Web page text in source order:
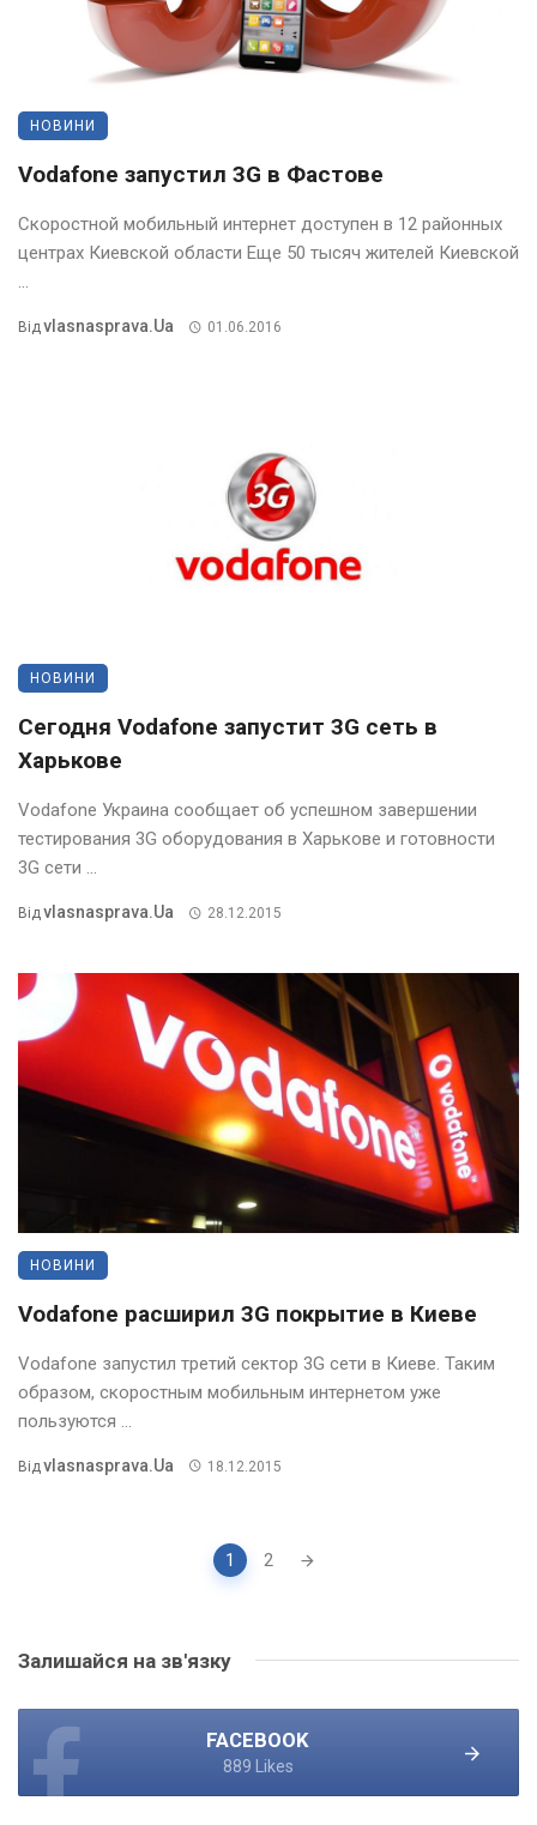
НОВИНИ
Vodafone запустил 3G в Фастове
Скоростной мобильный интернет доступен в 12 районных
центрах Киевской области Еще 50 тысяч жителей Киевской
...
ВідVlasnasprava.ua 01.06.2016
НОВИНИ
Сегодня Vodafone запустит 3G сеть в
Харькове
Vodafone Украина сообщает об успешном завершении
тестирования 3G оборудования в Харькове и готовности
3G сети ...
ВідVlasnasprava.ua 28.12.2015
НОВИНИ
Vodafone расширил 3G покрытие в Киеве
Vodafone запустил третий сектор 3G сети в Киеве. Таким
образом, скоростным мобильным интернетом уже
пользуются ...
Від Vlasnasprava.ua 18.12.2015
1 2
Залишайся на зв'язку
FACEBOOK
889 Likes